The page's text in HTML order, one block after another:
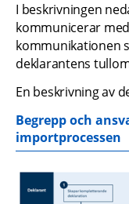
I beskrivningen
kommunicerar
kommunikationen
deklarantens
En beskrivning av
Begrepp och
importprocessen